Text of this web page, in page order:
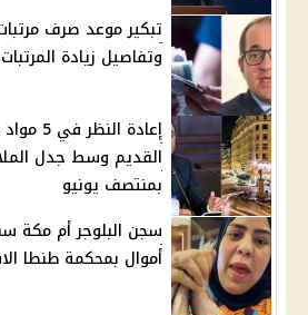
وتفاصيل زيادة
إعادة
القديم وسط جدل
بمنتصف يونيو
سجن البلوجر أم
أموال بمحكمة طنطا